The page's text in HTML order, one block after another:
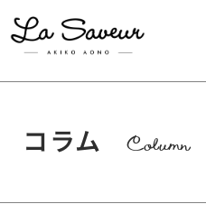
コラム Column